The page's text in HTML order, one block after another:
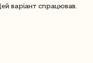
варіант спрацював.